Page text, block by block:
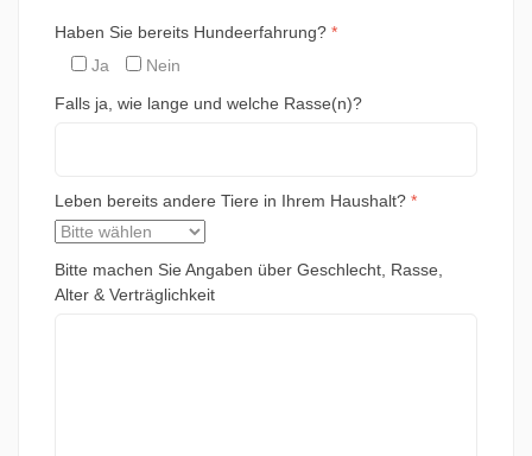
Haben Sie bereits Hundeerfahrung? *
Ja
Nein
Falls ja, wie lange und welche Rasse(n)?
Leben bereits andere Tiere in Ihrem Haushalt? *
Bitte machen Sie Angaben über Geschlecht, Rasse,
Alter & Verträglichkeit